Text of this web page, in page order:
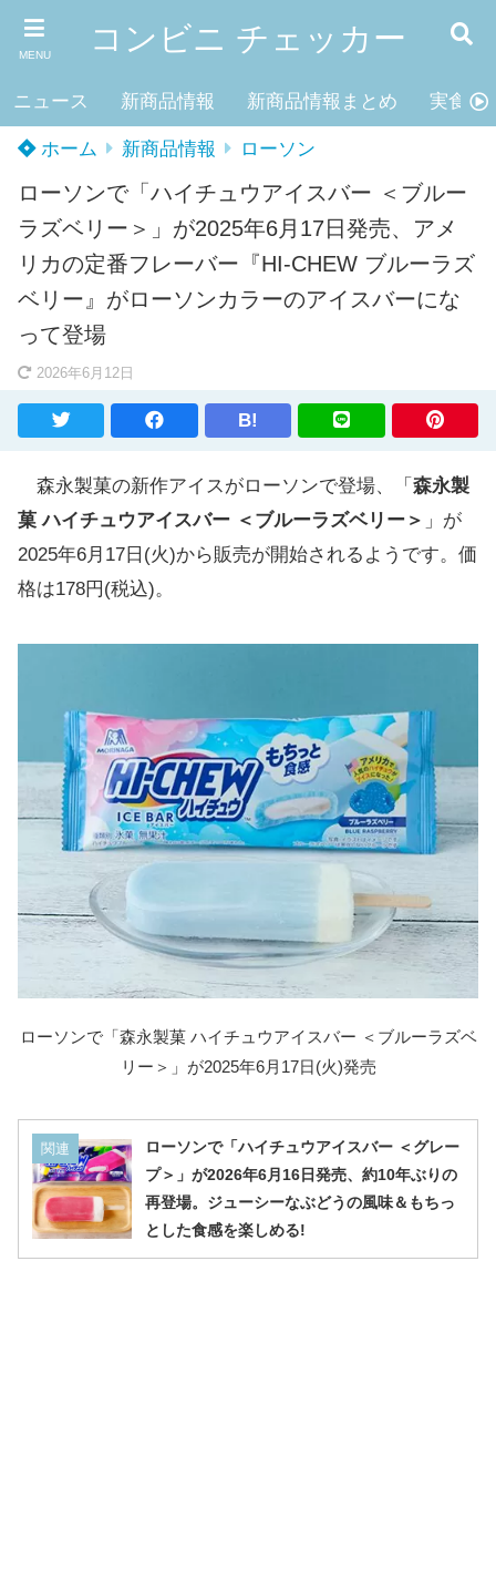
MENU コンビニ チェッカー
ニュース 新商品情報 新商品情報まとめ 実食レ
ホーム 新商品情報 ローソン
ローソンで「ハイチュウアイスバー ＜ブルー
ラズベリー＞」が2025年6月17日発売、アメ
リカの定番フレーバー『HI-CHEW ブルーラズ
ベリー』がローソンカラーのアイスバーにな
って登場
2026年6月12日
B!
森永製菓の新作アイスがローソンで登場、「 森永製
菓 ハイチュウアイスバー ＜ブルーラズベリー＞ 」が
2025年6月17日(火)から販売が開始されるようです。価
格は178円(税込)。
ローソンで「森永製菓 ハイチュウアイスバー ＜ブルーラズベ
リー＞」が2025年6月17日(火)発売
関連
ローソンで「ハイチュウアイスバー ＜グレー
プ＞」が2026年6月16日発売、約10年ぶりの
再登場。ジューシーなぶどうの風味＆もちっ
とした食感を楽しめる!